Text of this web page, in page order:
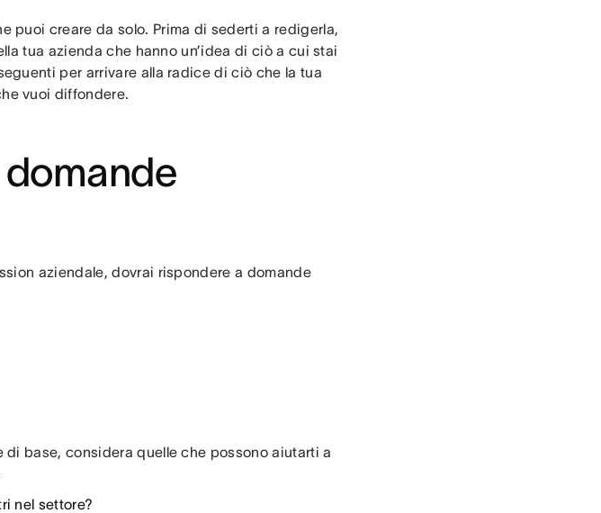
puoi creare da solo. Prima di sederti a redigerla,
tua azienda che hanno un’idea di ciò a cui stai
per arrivare alla radice di ciò che la tua
vuoi diffondere.
domande
aziendale, dovrai rispondere a domande
base, considera quelle che possono aiutarti a
nel settore?